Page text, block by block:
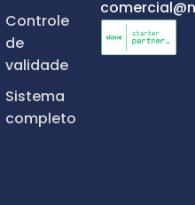
Controle
de
validade
Sistema
completo